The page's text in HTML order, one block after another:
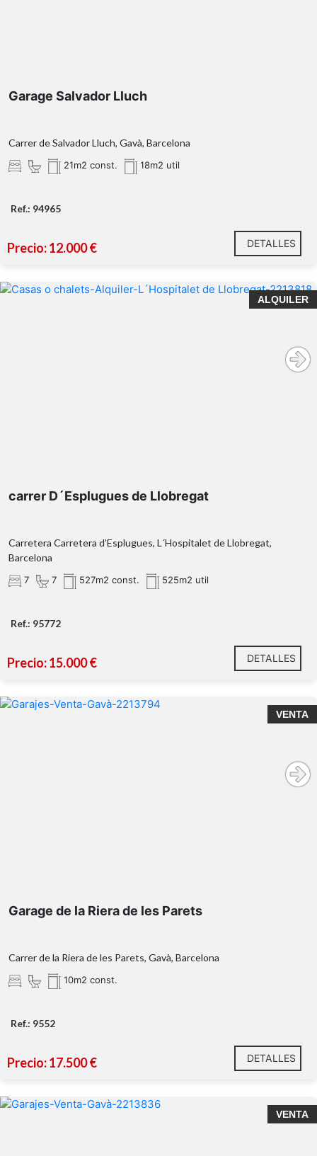
Garage Salvador Lluch
Carrer de Salvador Lluch, Gavà, Barcelona
21m2 const. 18m2 util
Ref.: 94965
Precio: 12.000 € DETALLES
ALQUILER
carrer D´Esplugues de Llobregat
Carretera Carretera d’Esplugues, L´Hospitalet de Llobregat,
Barcelona
7 7 527m2 const. 525m2 util
Ref.: 95772
Precio: 15.000 € DETALLES
VENTA
Garage de la Riera de les Parets
Carrer de la Riera de les Parets, Gavà, Barcelona
10m2 const.
Ref.: 9552
Precio: 17.500 € DETALLES
VENTA